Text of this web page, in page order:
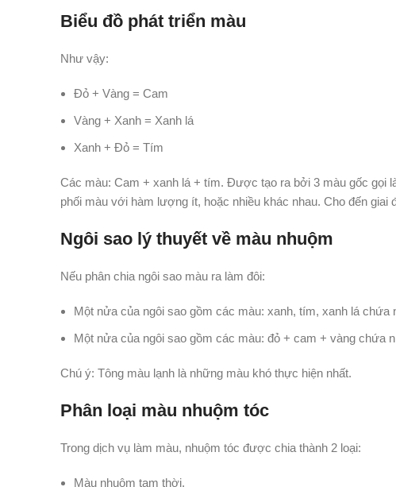
Biểu đồ phát triển màu
Như vậy:
Đỏ + Vàng = Cam
Vàng + Xanh = Xanh lá
Xanh + Đỏ = Tím
Các màu: Cam + xanh lá + tím. Được tạo ra bởi 3 màu gốc gọi
phối màu với hàm lượng ít, hoặc nhiều khác nhau. Cho đến
Ngôi sao lý thuyết về màu nhuộm
Nếu phân chia ngôi sao màu ra làm đôi:
Một nửa của ngôi sao gồm các màu: xanh, tím, xanh lá
Một nửa của ngôi sao gồm các màu: đỏ + cam + vàng chứa
Chú ý: Tông màu lạnh là những màu khó thực hiện nhất.
Phân loại màu nhuộm tóc
Trong dịch vụ làm màu, nhuộm tóc được chia thành 2 loại:
Màu nhuộm tạm thời.